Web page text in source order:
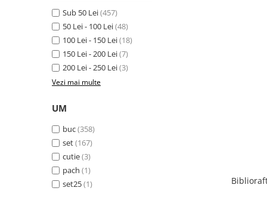
Dosare din carton
Dosare din plastic
Dosare suspendabile
Etichete bibliorafturi
File de protectie
Index autoadeziv
Mape din carton
Mape din plastic
Separatoare index
Suporturi pentru dosare
suspendabile
Sub 50 Lei(457)
50 Lei - 100 Lei(48)
100 Lei - 150 Lei(18)
150 Lei - 200 Lei(7)
200 Lei - 250 Lei(3)
Vezi mai multe
UM
buc(358)
set(167)
cutie(3)
pach (1)
set25(1)